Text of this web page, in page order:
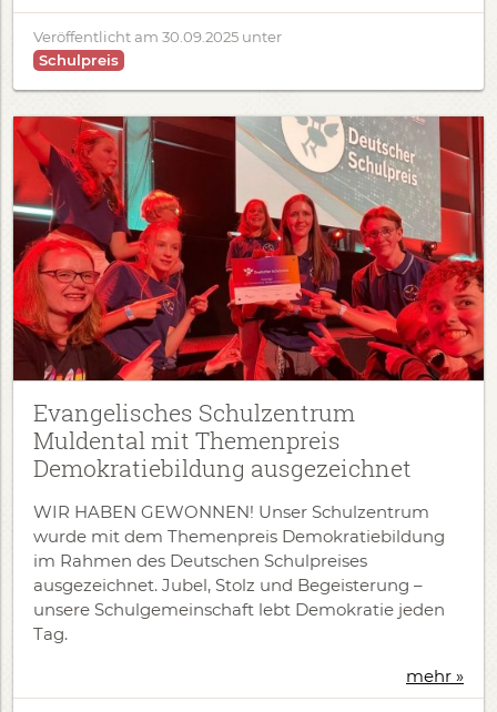
Veröffentlicht am 30.09.2025 unter
Schulpreis
Evangelisches Schulzentrum
Muldental mit Themenpreis
Demokratiebildung ausgezeichnet
WIR HABEN GEWONNEN! Unser Schulzentrum
wurde mit dem Themenpreis Demokratiebildung
im Rahmen des Deutschen Schulpreises
ausgezeichnet. Jubel, Stolz und Begeisterung –
unsere Schulgemeinschaft lebt Demokratie jeden
Tag.
mehr »